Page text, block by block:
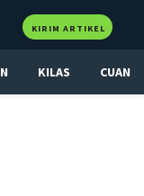
KIRIM ARTIKEL
KILAS CUAN